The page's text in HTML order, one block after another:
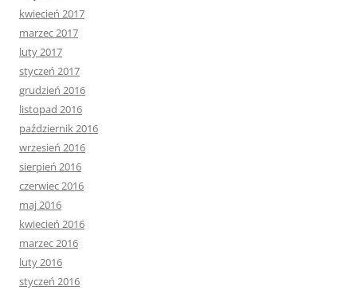
kwiecień 2017
marzec 2017
luty 2017
styczeń 2017
grudzień 2016
listopad 2016
październik 2016
wrzesień 2016
sierpień 2016
czerwiec 2016
maj 2016
kwiecień 2016
marzec 2016
luty 2016
styczeń 2016